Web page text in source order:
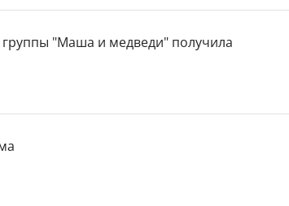
"Маша и медведи" получила